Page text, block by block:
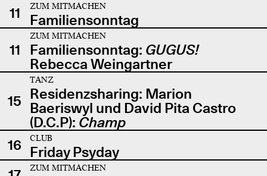
11
ZUM MITMACHEN
Familiensonntag
11
ZUM MITMACHEN
Familiensonntag: GUGUS!
Rebecca Weingartner
15
TANZ
Residenzsharing: Marion
Baeriswyl und David Pita Castro
(D.C.P): Champ
16
CLUB
Friday Psyday
ZUM MITMACHEN